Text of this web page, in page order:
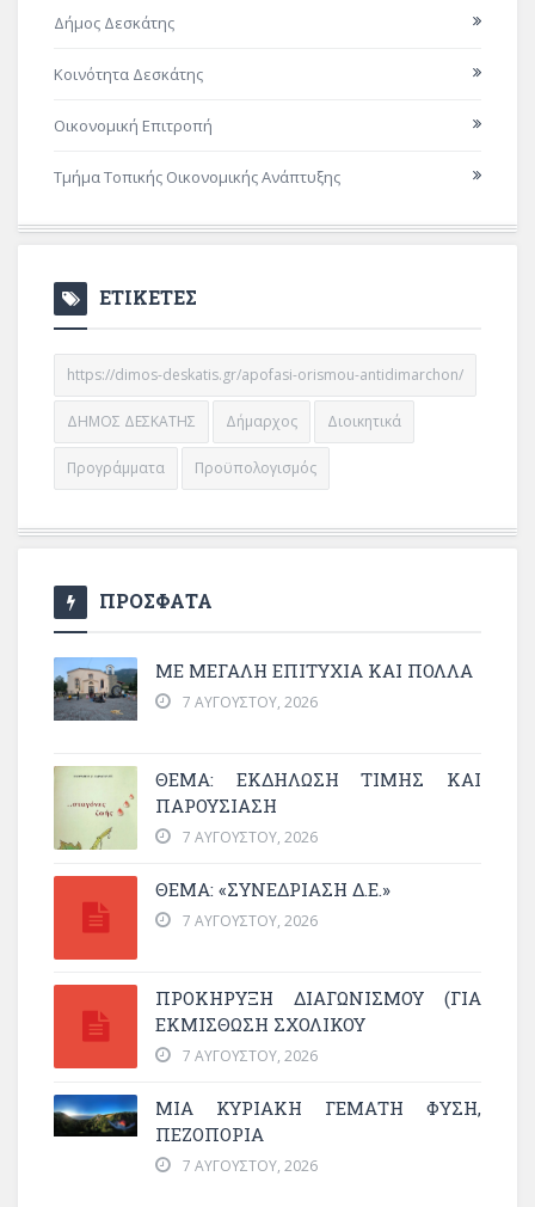
Δήμος Δεσκάτης
Κοινότητα Δεσκάτης
Οικονομική Επιτροπή
Τμήμα Τοπικής Οικονομικής Ανάπτυξης
ΕΤΙΚΕΤΕΣ
https://dimos-deskatis.gr/apofasi-orismou-antidimarchon/
ΔΗΜΟΣ ΔΕΣΚΑΤΗΣ Δήμαρχος Διοικητικά
Προγράμματα Προϋπολογισμός
ΠΡΟΣΦΑΤΑ
ΜΕ ΜΕΓΆΛΗ ΕΠΙΤΥΧΊΑ ΚΑΙ ΠΟΛΛΆ
7 ΑΥΓΟΎΣΤΟΥ, 2026
ΘΈΜΑ: ΕΚΔΉΛΩΣΗ ΤΙΜΉΣ ΚΑΙ
ΠΑΡΟΥΣΊΑΣΗ
7 ΑΥΓΟΎΣΤΟΥ, 2026
ΘΕΜΑ: «ΣΥΝΕΔΡΊΑΣΗ Δ.Ε.»
7 ΑΥΓΟΎΣΤΟΥ, 2026
ΠΡΟΚΗΡΥΞΗ ΔΙΑΓΩΝΙΣΜΟΥ (ΓΙΑ
ΕΚΜΊΣΘΩΣΗ ΣΧΟΛΙΚΟΎ
7 ΑΥΓΟΎΣΤΟΥ, 2026
ΜΙΑ ΚΥΡΙΑΚΉ ΓΕΜΆΤΗ ΦΎΣΗ,
ΠΕΖΟΠΟΡΊΑ
7 ΑΥΓΟΎΣΤΟΥ, 2026